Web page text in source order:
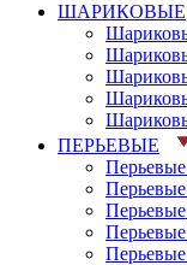
ШАРИКОВЫЕ
ПЕРЬЕВЫЕ